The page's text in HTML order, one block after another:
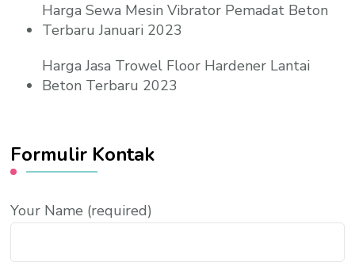
Harga Sewa Mesin Vibrator Pemadat Beton
Terbaru Januari 2023
Harga Jasa Trowel Floor Hardener Lantai
Beton Terbaru 2023
Formulir Kontak
Your Name (required)